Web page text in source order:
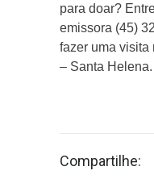
para doar?
emissora (45)
fazer uma visita
– Santa Helena.
Compartilhe: